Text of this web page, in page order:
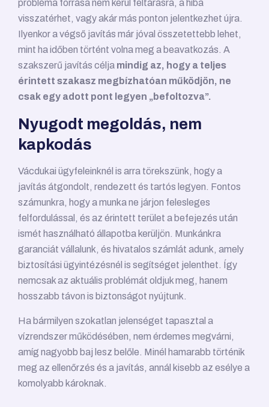
probléma forrása nem kerül feltárásra, a hiba
visszatérhet, vagy akár más ponton jelentkezhet újra.
Ilyenkor a végső javítás már jóval összetettebb lehet,
mint ha időben történt volna meg a beavatkozás. A
szakszerű javítás célja mindig az, hogy a teljes
érintett szakasz megbízhatóan működjön, ne
csak egy adott pont legyen „befoltozva”.
Nyugodt megoldás, nem
kapkodás
Vácdukai ügyfeleinknél is arra törekszünk, hogy a
javítás átgondolt, rendezett és tartós legyen. Fontos
számunkra, hogy a munka ne járjon felesleges
felfordulással, és az érintett terület a befejezés után
ismét használható állapotba kerüljön. Munkánkra
garanciát vállalunk, és hivatalos számlát adunk, amely
biztosítási ügyintézésnél is segítséget jelenthet. Így
nemcsak az aktuális problémát oldjuk meg, hanem
hosszabb távon is biztonságot nyújtunk.
Ha bármilyen szokatlan jelenséget tapasztal a
vízrendszer működésében, nem érdemes megvárni,
amíg nagyobb baj lesz belőle. Minél hamarabb történik
meg az ellenőrzés és a javítás, annál kisebb az esélye a
komolyabb károknak.